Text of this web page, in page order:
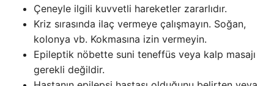
Çeneyle ilgili kuvvetli hareketler zararlıdır.
Kriz sırasında ilaç vermeye çalışmayın. Soğan,
kolonya vb. Kokmasına izin vermeyin.
Epileptik nöbette suni teneffüs veya kalp masajı
gerekli değildir.